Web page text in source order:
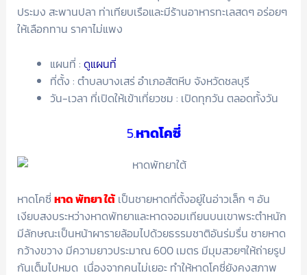
ประมง สะพานปลา ท่าเทียบเรือและมีร้านอาหารทะเลสดๆ อร่อยๆ
ให้เลือกทาน ราคาไม่แพง
แผนที่ : ดูแผนที่
ที่ตั้ง : ตำบลบางเสร่ อำเภอสัตหีบ จังหวัดชลบุรี
วัน-เวลา ที่เปิดให้เข้าเที่ยวชม : เปิดทุกวัน ตลอดทั้งวัน
5.​​​​​​หาดโคซี่
หาดโคซี่ หาด พัทยา ใต้เป็นชายหาดที่ตั้งอยู่ในอ่าวเล็ก ๆ อัน
เงียบสงบระหว่างหาดพัทยาและหาดจอมเทียนบนเขาพระตำหนัก
มีลักษณะเป็นหน้าผารายล้อมไปด้วยธรรมชาติอันร่มรื่น ชายหาด
กว้างขวาง มีความยาวประมาณ 600 เมตร มีมุมสวยๆให้ถ่ายรูป
กันเต็มไปหมด เนื่องจากคนไม่เยอะ ทำให้หาดโคซี่ยังคงสภาพ